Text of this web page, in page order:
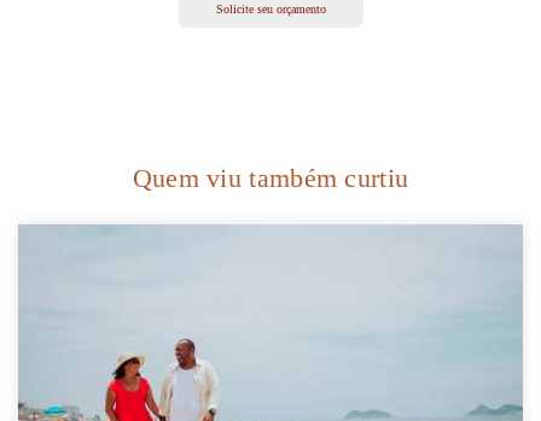
Solicite seu orçamento
Quem viu também curtiu